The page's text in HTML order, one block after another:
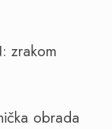
zrakom
obrada